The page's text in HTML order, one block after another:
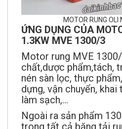
MOTOR RUNG
ỨNG DỤNG CỦA
1.3KW MVE 1300/3
Motor rung MVE
chất,dược phẩm,tách,
nén sàn lọc, thực
dựng, vận chuyển, khai
làm sạch,...
Ngoài ra sản phẩm
trong tất cả băng tải